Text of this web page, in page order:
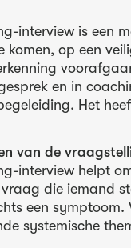
interview is een
komen, op een
en in
Het
van de
interview helpt
vraag die iemand
een
systemische